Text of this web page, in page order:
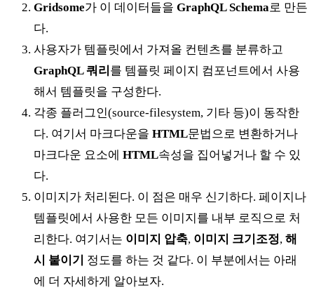
Gridsome가 이 데이터들을 GraphQL Schema로 만든
다.
사용자가 템플릿에서 가져올 컨텐츠를 분류하고
GraphQL 쿼리 를 템플릿 페이지 컴포넌트에서 사용
해서 템플릿을 구성한다.
각종 플러그인(source-filesystem, 기타 등)이 동작한
다. 여기서 마크다운을 HTML문법으로 변환하거나
마크다운 요소에 HTML속성을 집어넣거나 할 수 있
다.
이미지가 처리된다. 이 점은 매우 신기하다. 페이지나
템플릿에서 사용한 모든 이미지를 내부 로직으로 처
리한다. 여기서는 이미지 압축, 이미지 크기조정, 해
시 붙이기
정도를 하는 것 같다. 이 부분에서는 아래
에 더 자세하게 알아보자.